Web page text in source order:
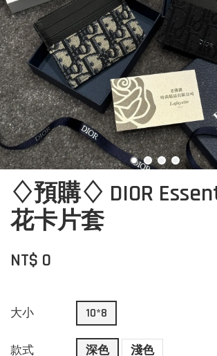
♢預購♢ DIOR
花卡片套
NT$ 0
大小 10*8
款式 深色 淺色